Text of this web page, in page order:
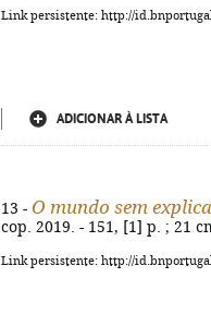
Link persistente: http://
ADICIONAR À LISTA
13 - O mundo sem
cop. 2019. - 151, [1] p. ; 21
Link persistente: http://